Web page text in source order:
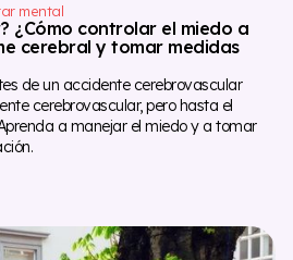
mental
¿Cómo controlar el miedo a
cerebral y tomar medidas
de un accidente cerebrovascular
cerebrovascular, pero hasta el
a manejar el miedo y a tomar